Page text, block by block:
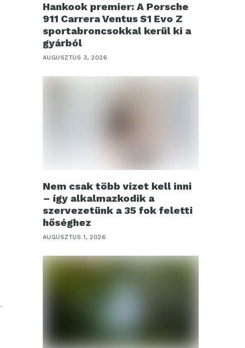
Hankook premier: A Porsche
911 Carrera Ventus S1 Evo Z
sportabroncsokkal kerül ki a
gyárból
AUGUSZTUS 3, 2026
Nem csak több vizet kell inni
– így alkalmazkodik a
szervezetünk a 35 fok feletti
hőséghez
AUGUSZTUS 1, 2026